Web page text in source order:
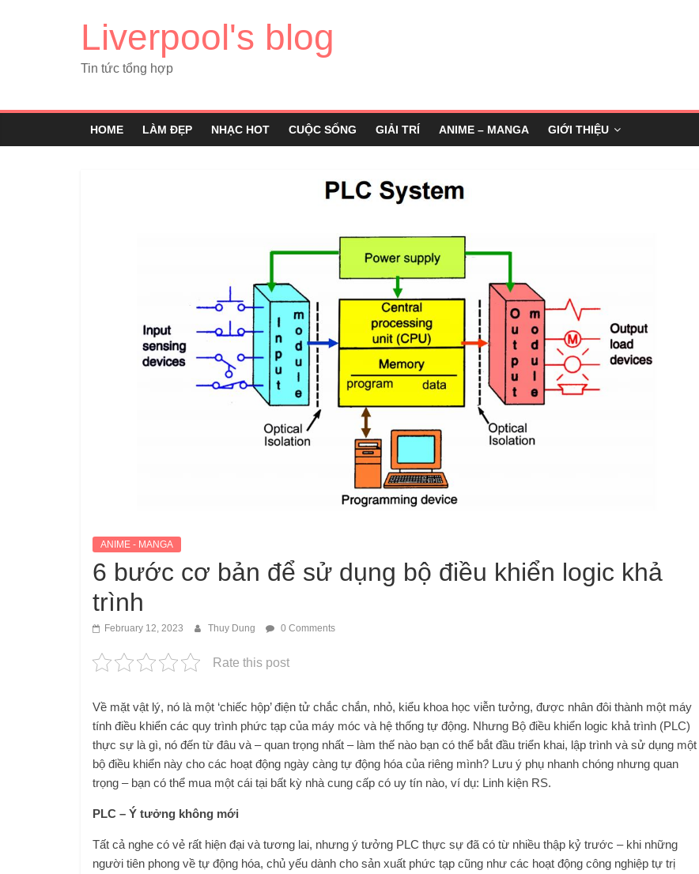
Liverpool's blog
Tin tức tổng hợp
HOME LÀM ĐẸP NHẠC HOT CUỘC SỐNG GIẢI TRÍ ANIME – MANGA GIỚI THIỆU
ANIME - MANGA
6 bước cơ bản để sử dụng bộ điều khiển logic khả
trình
February 12, 2023 Thuy Dung 0 Comments
Rate this post
Về mặt vật lý, nó là một ‘chiếc hộp’ điện tử chắc chắn, nhỏ, kiểu khoa học viễn tưởng, được nhân đôi thành một máy
tính điều khiển các quy trình phức tạp của máy móc và hệ thống tự động. Nhưng Bộ điều khiển logic khả trình (PLC)
thực sự là gì, nó đến từ đâu và – quan trọng nhất – làm thế nào bạn có thể bắt đầu triển khai, lập trình và sử dụng một
bộ điều khiển này cho các hoạt động ngày càng tự động hóa của riêng mình? Lưu ý phụ nhanh chóng nhưng quan
trọng – bạn có thể mua một cái tại bất kỳ nhà cung cấp có uy tín nào, ví dụ: Linh kiện RS.
PLC – Ý tưởng không mới
Tất cả nghe có vẻ rất hiện đại và tương lai, nhưng ý tưởng PLC thực sự đã có từ nhiều thập kỷ trước – khi những
người tiên phong về tự động hóa, chủ yếu dành cho sản xuất phức tạp cũng như các hoạt động công nghiệp tự trị